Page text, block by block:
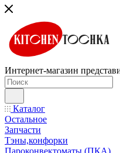
Интернет-магазин
Каталог
Остальное
Запчасти
Тэны,конфорки
Пароконвектоматы (ПКА)